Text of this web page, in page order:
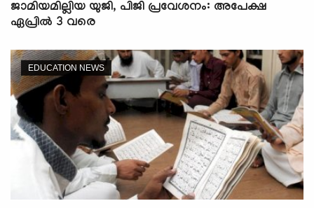
ജാമിയമില്ലിയ യുജി, പിജി പ്രവേശനം: അപേക്ഷ
ഏപ്രിൽ 3 വരെ
EDUCATION NEWS